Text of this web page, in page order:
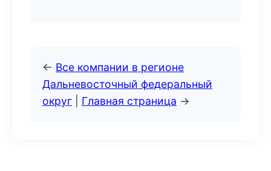
← Все компании в регионе
Дальневосточный федеральный
округ
Главная страница →